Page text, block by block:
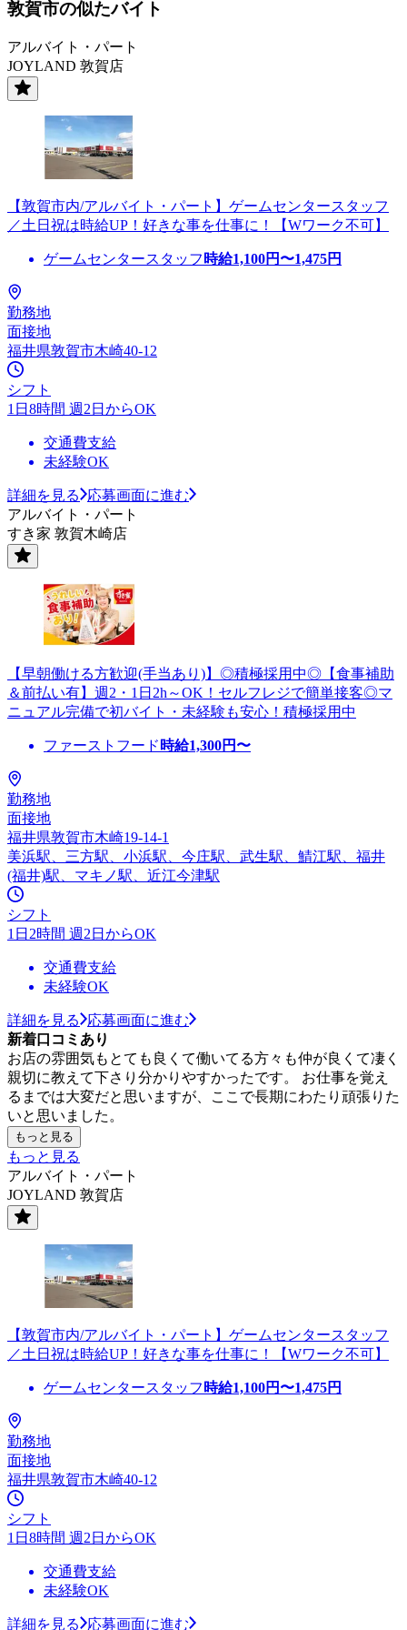
敦賀市の似たバイト
アルバイト・パート
JOYLAND 敦賀店
【敦賀市内/アルバイト・パート】ゲームセンタースタッフ
／土日祝は時給UP！好きな事を仕事に！【Wワーク不可】
ゲームセンタースタッフ 時給1,100円〜1,475円
勤務地
面接地
福井県敦賀市木崎40-12
シフト
1日8時間 週2日からOK
交通費支給
未経験OK
詳細を見る
応募画面に進む
アルバイト・パート
すき家 敦賀木崎店
【早朝働ける方歓迎(手当あり)】◎積極採用中◎【食事補助
＆前払い有】週2・1日2h～OK！セルフレジで簡単接客◎マ
ニュアル完備で初バイト・未経験も安心！積極採用中
ファーストフード 時給1,300円〜
勤務地
面接地
福井県敦賀市木崎19-14-1
美浜駅、三方駅、小浜駅、今庄駅、武生駅、鯖江駅、福井
(福井)駅、マキノ駅、近江今津駅
シフト
1日2時間 週2日からOK
交通費支給
未経験OK
詳細を見る
応募画面に進む
新着口コミあり
お店の雰囲気もとても良くて働いてる方々も仲が良くて凄く
親切に教えて下さり分かりやすかったです。 お仕事を覚え
るまでは大変だと思いますが、ここで長期にわたり頑張りた
いと思いました。
もっと見る
もっと見る
アルバイト・パート
JOYLAND 敦賀店
【敦賀市内/アルバイト・パート】ゲームセンタースタッフ
／土日祝は時給UP！好きな事を仕事に！【Wワーク不可】
ゲームセンタースタッフ 時給1,100円〜1,475円
勤務地
面接地
福井県敦賀市木崎40-12
シフト
1日8時間 週2日からOK
交通費支給
未経験OK
詳細を見る 応募画面に進む